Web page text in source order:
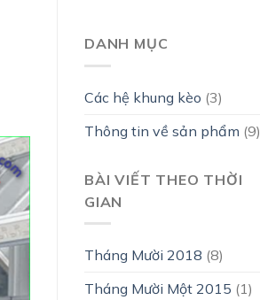
DANH MỤC
Các hệ khung kèo (3)
Thông tin về sản phẩm (9)
BÀI VIẾT THEO THỜI
GIAN
Tháng Mười 2018 (8)
Tháng Mười Một 2015 (1)